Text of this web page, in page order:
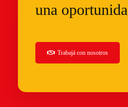
una
Trabajácon nosotros